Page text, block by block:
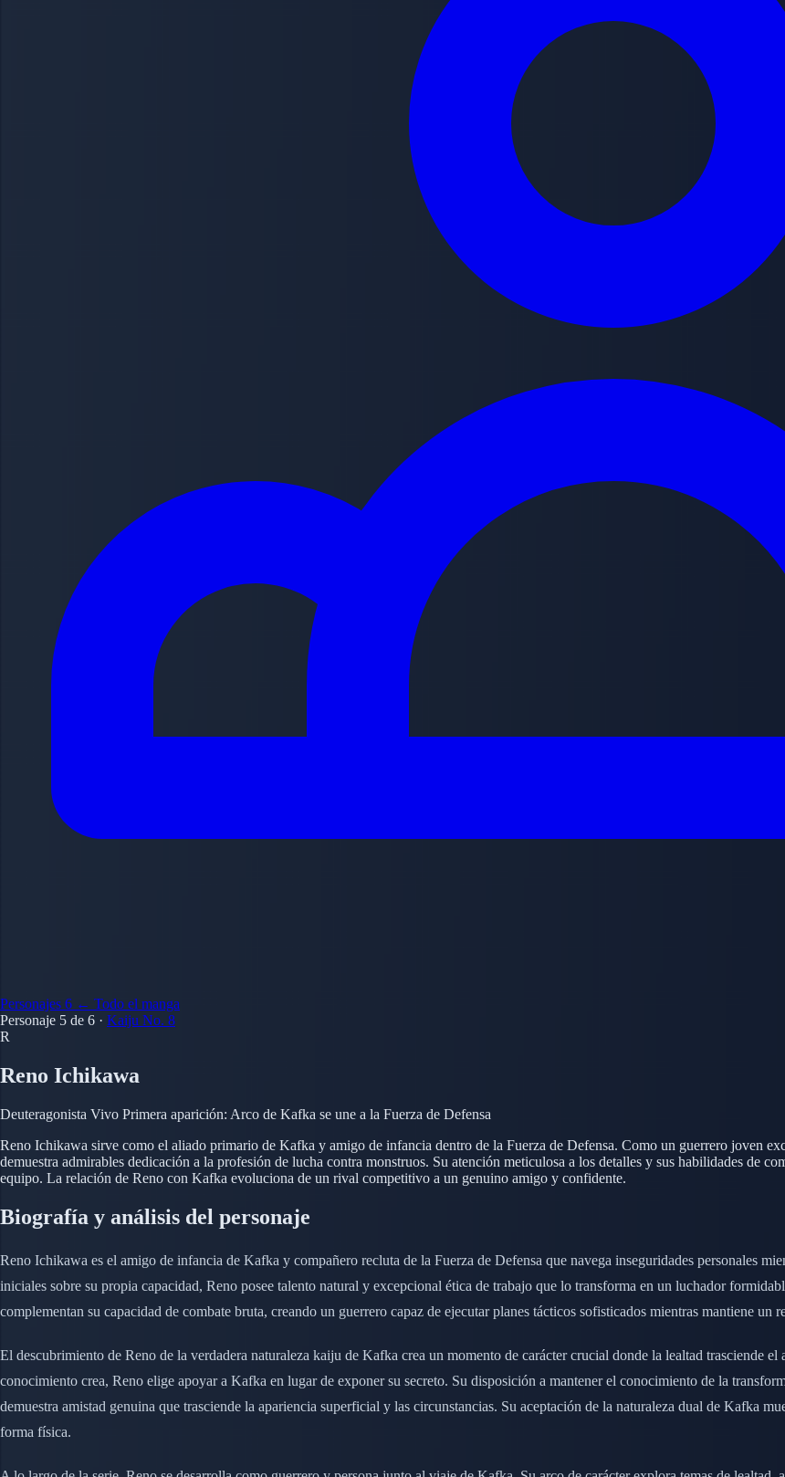
Personajes 6 ← Todo el manga
Personaje 5 de 6 · Kaiju No. 8
R
Reno Ichikawa
Deuteragonista Vivo Primera aparición: Arco de Kafka se une a la Fuerza de Defensa
Reno Ichikawa sirve como el aliado primario de Kafka y amigo de infancia dentro de la Fuerza de Defensa. Como un guerrero joven
demuestra admirables dedicación a la profesión de lucha contra monstruos. Su atención meticulosa a los detalles y sus habilidades de
equipo. La relación de Reno con Kafka evoluciona de un rival competitivo a un genuino amigo y confidente.
Biografía y análisis del personaje
Reno Ichikawa es el amigo de infancia de Kafka y compañero recluta de la Fuerza de Defensa que navega inseguridades personales
iniciales sobre su propia capacidad, Reno posee talento natural y excepcional ética de trabajo que lo transforma en un luchador
complementan su capacidad de combate bruta, creando un guerrero capaz de ejecutar planes tácticos sofisticados mientras mantiene un
El descubrimiento de Reno de la verdadera naturaleza kaiju de Kafka crea un momento de carácter crucial donde la lealtad trasciende
conocimiento crea, Reno elige apoyar a Kafka en lugar de exponer su secreto. Su disposición a mantener el conocimiento de la
demuestra amistad genuina que trasciende la apariencia superficial y las circunstancias. Su aceptación de la naturaleza dual de Kafka
forma física.